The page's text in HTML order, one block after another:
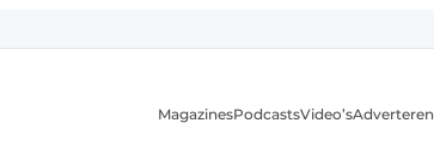
MagazinesPodcastsVideo’sAdverteren